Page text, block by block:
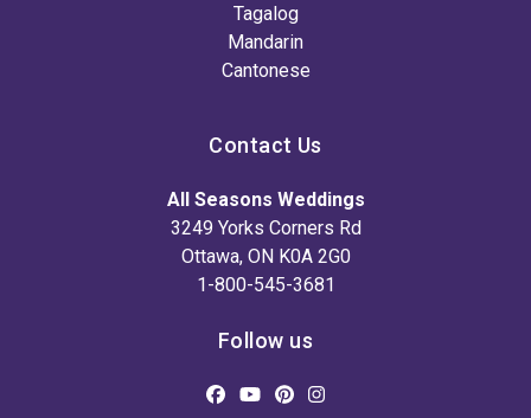
Tagalog
Mandarin
Cantonese
Contact Us
All Seasons Weddings
3249 Yorks Corners Rd
Ottawa, ON K0A 2G0
1-800-545-3681
Follow us